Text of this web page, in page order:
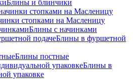
Блины и блинчики
стопками на Масленицу
Блины с начинками
Блины в фуршетной
Блины постные
Блины в
упаковке